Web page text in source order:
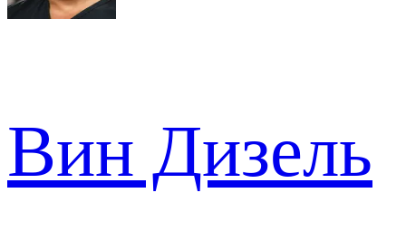
Вин Дизель